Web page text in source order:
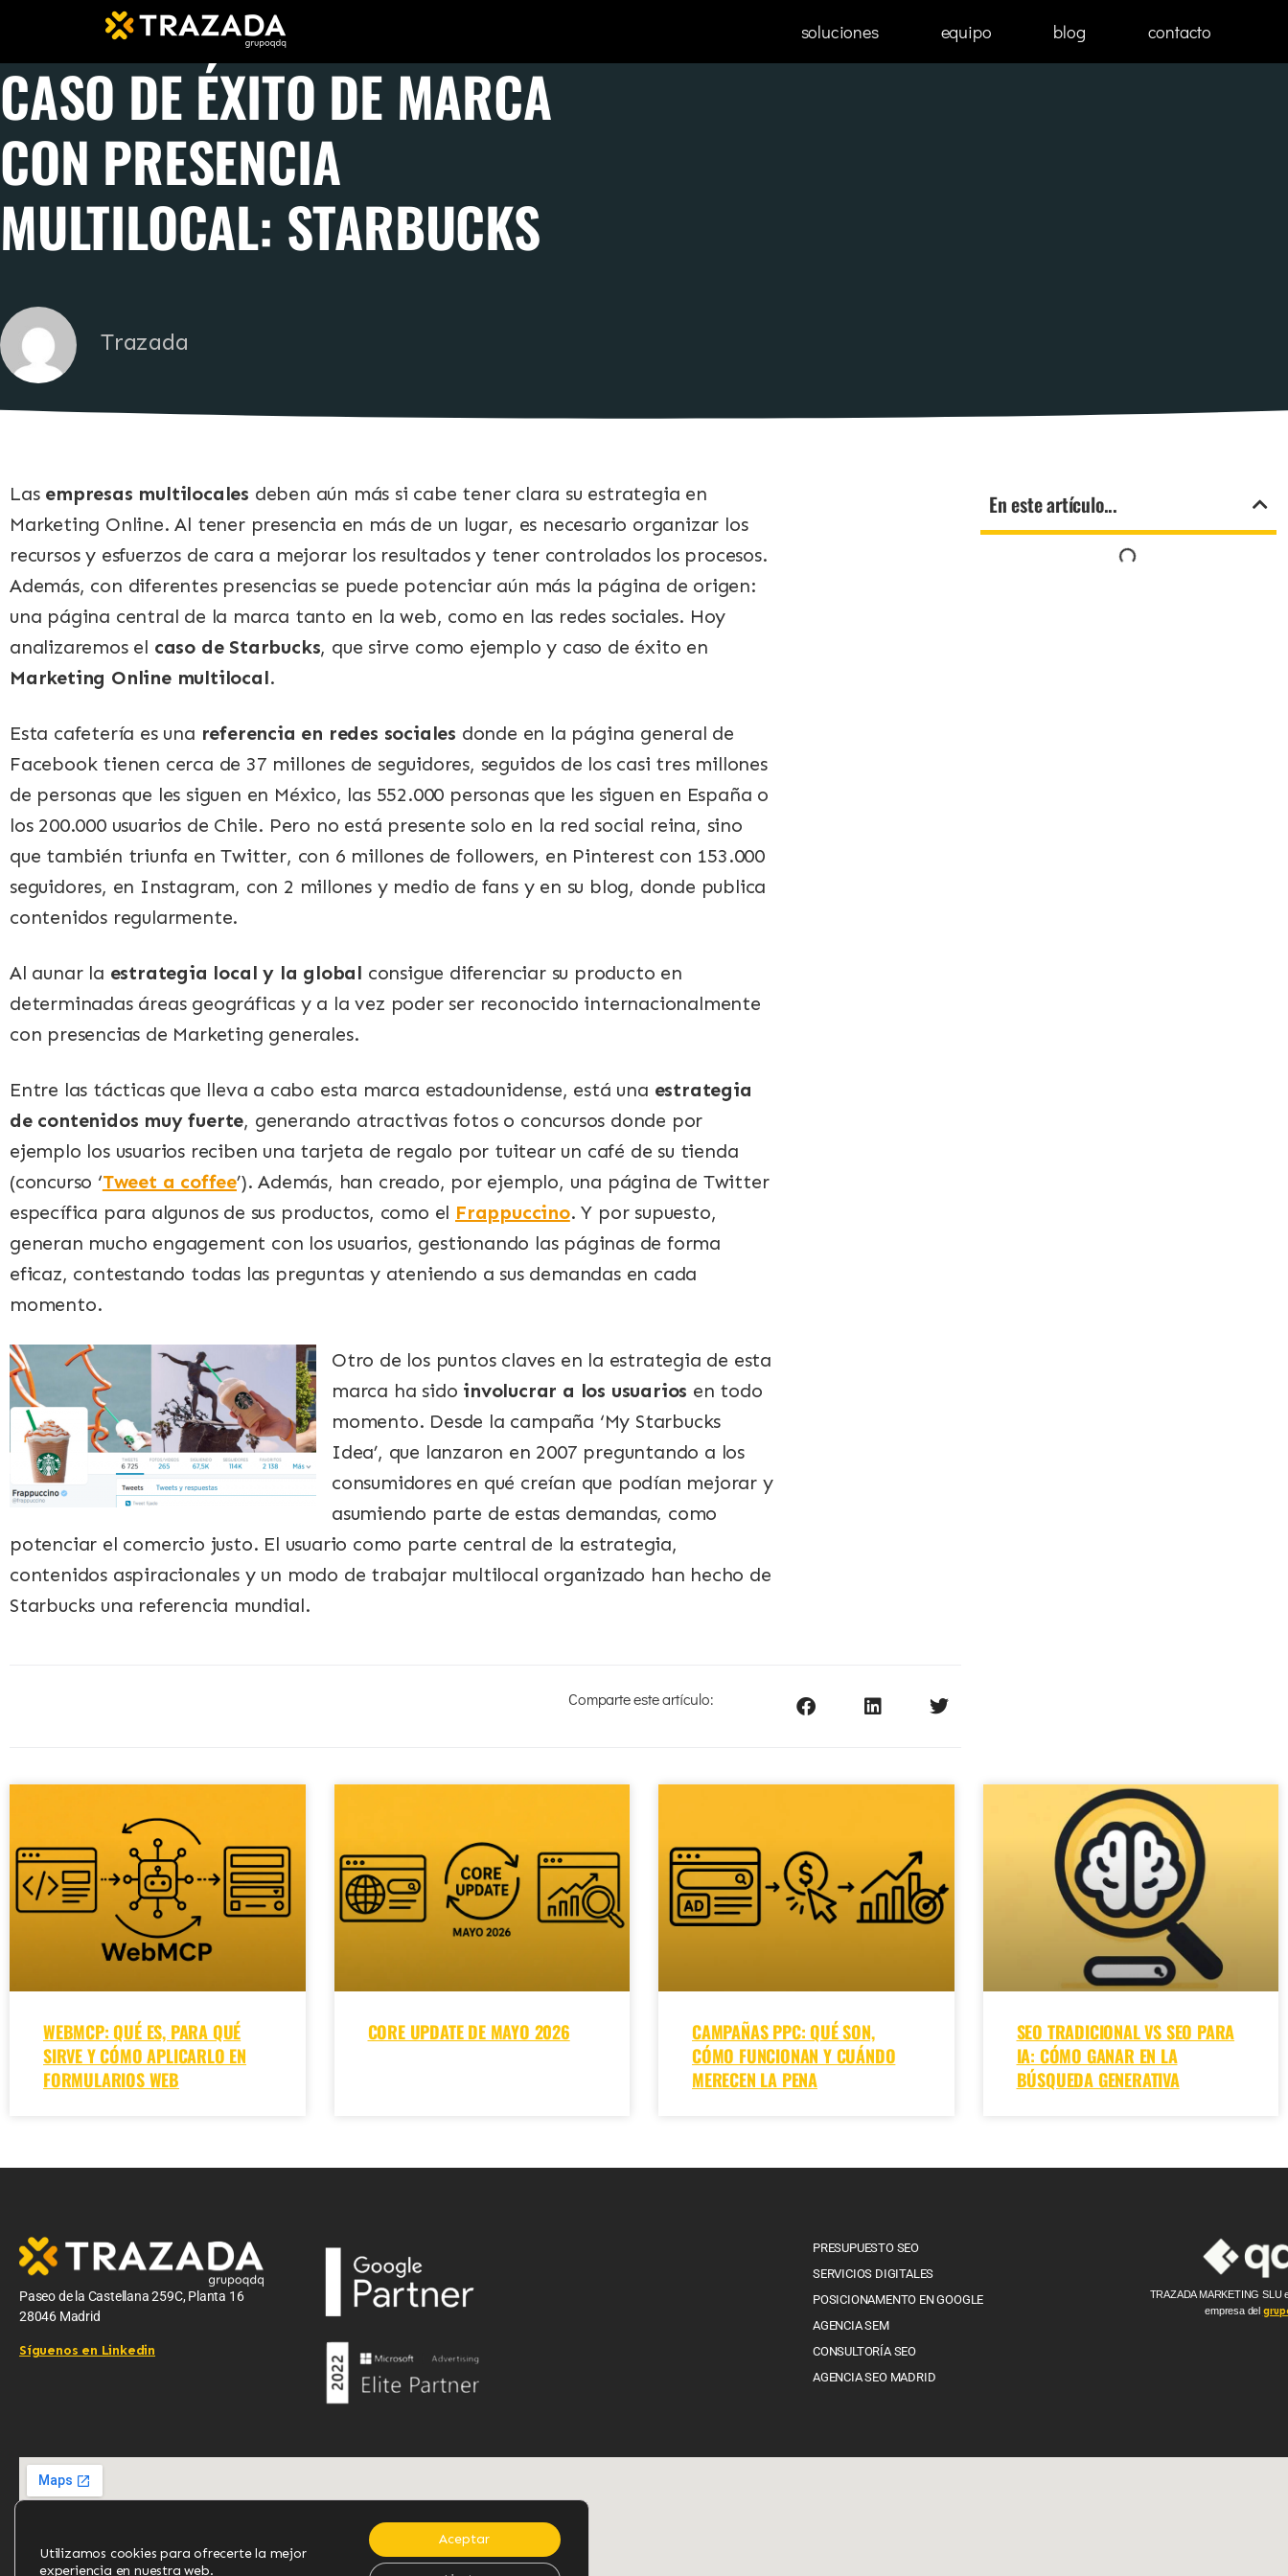
soluciones equipo blog contacto
CASO DE ÉXITO DE MARCA
CON PRESENCIA
MULTILOCAL: STARBUCKS
Trazada
Las empresas multilocales deben aún más si cabe tener clara su estrategia en
Marketing Online. Al tener presencia en más de un lugar, es necesario organizar los
recursos y esfuerzos de cara a mejorar los resultados y tener controlados los procesos.
Además, con diferentes presencias se puede potenciar aún más la página de origen:
una página central de la marca tanto en la web, como en las redes sociales. Hoy
analizaremos el caso de Starbucks, que sirve como ejemplo y caso de éxito en
Marketing Online multilocal.
Esta cafetería es una referencia en redes sociales donde en la página general de
Facebook tienen cerca de 37 millones de seguidores, seguidos de los casi tres millones
de personas que les siguen en México, las 552.000 personas que les siguen en España o
los 200.000 usuarios de Chile. Pero no está presente solo en la red social reina, sino
que también triunfa en Twitter, con 6 millones de followers, en Pinterest con 153.000
seguidores, en Instagram, con 2 millones y medio de fans y en su blog, donde publica
contenidos regularmente.
Al aunar la estrategia local y la global consigue diferenciar su producto en
determinadas áreas geográficas y a la vez poder ser reconocido internacionalmente
con presencias de Marketing generales.
Entre las tácticas que lleva a cabo esta marca estadounidense, está una estrategia
de contenidos muy fuerte, generando atractivas fotos o concursos donde por
ejemplo los usuarios reciben una tarjeta de regalo por tuitear un café de su tienda
(concurso ‘Tweet a coffee’). Además, han creado, por ejemplo, una página de Twitter
específica para algunos de sus productos, como el Frappuccino. Y por supuesto,
generan mucho engagement con los usuarios, gestionando las páginas de forma
eficaz, contestando todas las preguntas y ateniendo a sus demandas en cada
momento.
Otro de los puntos claves en la estrategia de esta
marca ha sido involucrar a los usuarios en todo
momento. Desde la campaña ‘My Starbucks
Idea’, que lanzaron en 2007 preguntando a los
consumidores en qué creían que podían mejorar y
asumiendo parte de estas demandas, como
potenciar el comercio justo. El usuario como parte central de la estrategia,
contenidos aspiracionales y un modo de trabajar multilocal organizado han hecho de
Starbucks una referencia mundial.
Comparte este artículo:
En este artículo...
WEBMCP: QUÉ ES, PARA QUÉ
SIRVE Y CÓMO APLICARLO EN
FORMULARIOS WEB
CORE UPDATE DE MAYO 2026
CAMPAÑAS PPC: QUÉ SON,
CÓMO FUNCIONAN Y CUÁNDO
MERECEN LA PENA
SEO TRADICIONAL VS SEO PARA
IA: CÓMO GANAR EN LA
BÚSQUEDA GENERATIVA
Paseo de la Castellana 259C, Planta 16
28046 Madrid
Síguenos en Linkedin
PRESUPUESTO SEO
SERVICIOS DIGITALES
POSICIONAMENTO EN GOOGLE
AGENCIA SEM
CONSULTORÍA SEO
AGENCIA SEO MADRID
TRAZADA MARKETING SLU
empresa del
Utilizamos cookies para ofrecerte la mejor
experiencia en nuestra web.
Aceptar